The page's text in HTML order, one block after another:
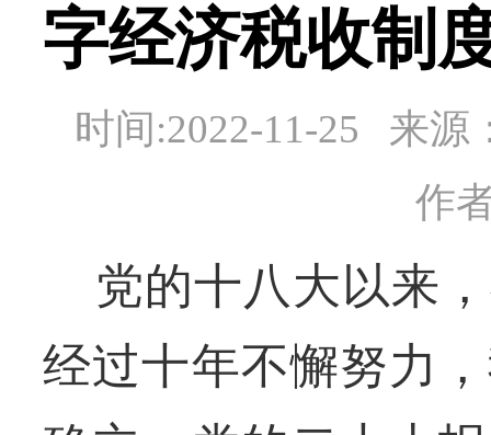
字经济税收制
时间:2022-11-25 来源
作
党的十八大以来
经过十年不懈努力